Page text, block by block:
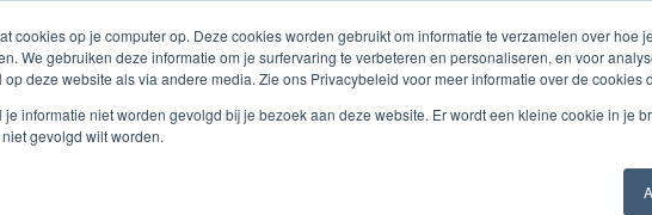
cookies op je computer op. Deze cookies worden gebruikt om informatie te verzamelen over hoe
We gebruiken deze informatie om je surfervaring te verbeteren en personaliseren, en voor
op deze website als via andere media. Zie ons Privacybeleid voor meer informatie over de cookies
je informatie niet worden gevolgd bij je bezoek aan deze website. Er wordt een kleine cookie in je
gevolgd wilt worden.